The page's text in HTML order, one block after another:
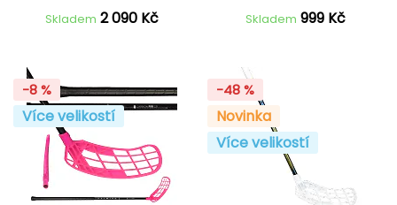
Skladem 2 090 Kč
Skladem 999 Kč
-8 %
Více velikostí
-48 %
Novinka
Více velikostí